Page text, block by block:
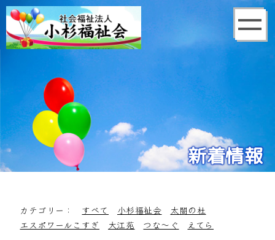
新着情報
カテゴリー： すべて 小杉福祉会
太閤の杜
エスポワールこすぎ
大江苑 つな～ぐ えてら